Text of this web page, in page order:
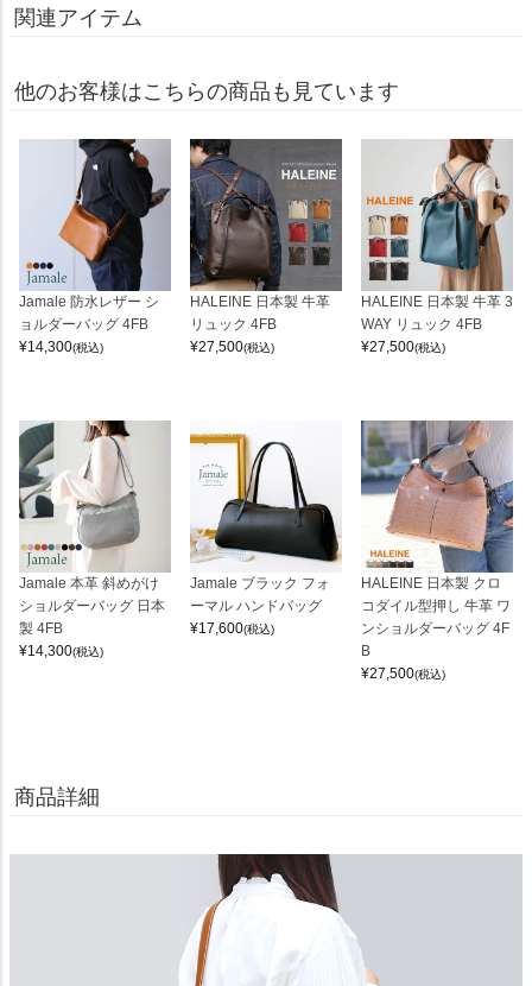
関連アイテム
他のお客様はこちらの商品も見ています
Jamale 防水レザー シ
ョルダーバッグ 4FB
¥14,300(税込)
HALEINE 日本製 牛革
リュック 4FB
¥27,500(税込)
HALEINE 日本製 牛革 3
WAY リュック 4FB
¥27,500(税込)
Jamale 本革 斜めがけ
ショルダーバッグ 日本
製 4FB
¥14,300(税込)
Jamale ブラック フォ
ーマル ハンドバッグ
¥17,600(税込)
HALEINE 日本製 クロ
コダイル型押し 牛革 ワ
ンショルダーバッグ 4F
B
¥27,500(税込)
商品詳細